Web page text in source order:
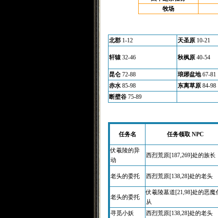
牧场
北郡1-12 天圣原10-21
轩辕32-46 秋枫原40-54
昆仑72-88 琅琊盆地67-81
赤水85-98 东离草原84-98
断壁谷75-89
任务名 任务领取 NPC
伏羲陵的异
动
西烈荒原[187,269]处的族长
老头的委托 西烈荒原[138,28]处的老头
老头的委托
伏羲陵墓道[21,98]处的恶魔
从
寻觅小妖
西烈荒原[138,28]处的老头